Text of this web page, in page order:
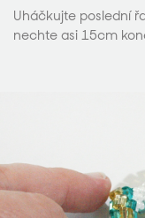
Uháčkujte poslední
nechte asi 15cm